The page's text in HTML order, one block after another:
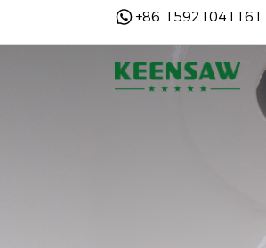
+86 15921041161